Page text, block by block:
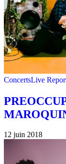
ConcertsLive
12 juin 2018